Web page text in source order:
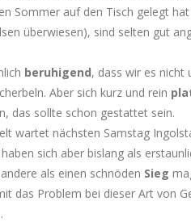
Sommer auf den Tisch gelegt
überwiesen), sind selten gut
beruhigend, dass wir es nicht
Aber sich kurz und rein
das sollte schon gestattet sein.
wartet nächsten Samstag
sich aber bislang als
als einen schnöden Sieg
das Problem bei dieser Art von